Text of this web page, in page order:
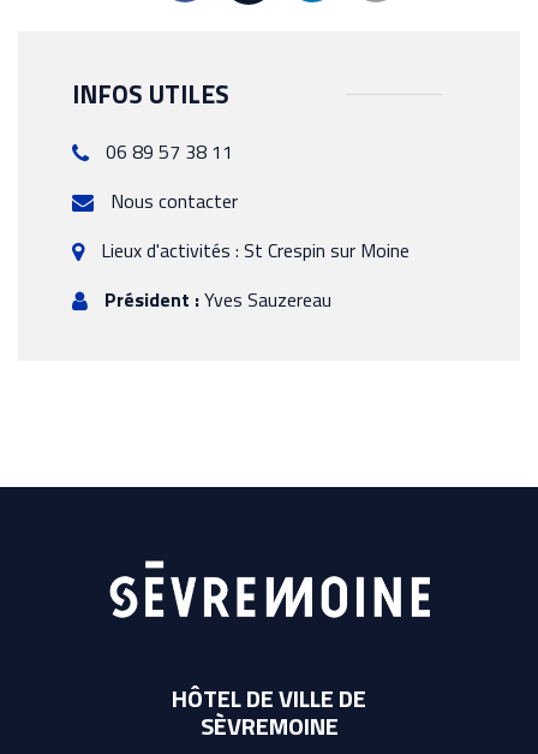
INFOS UTILES
06 89 57 38 11
Nous contacter
Lieux d'activités : St Crespin sur Moine
Président :Yves Sauzereau
HÔTEL DE VILLE DE
SÈVREMOINE